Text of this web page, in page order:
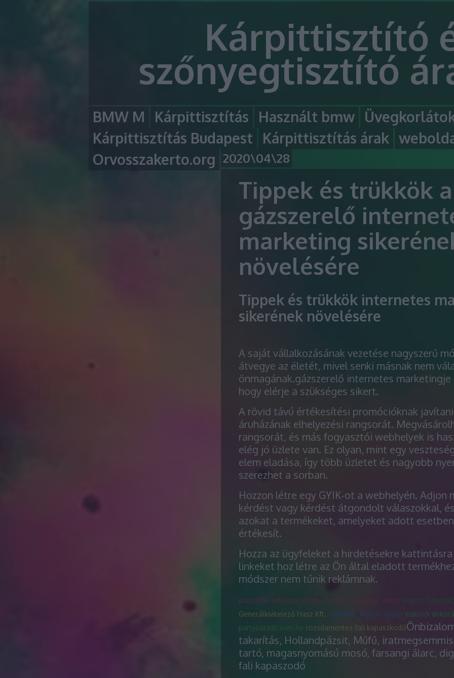
Kárpittisztító
szőnyegtisztító
BMW M Kárpittisztítás Használt bmw
Kárpittisztítás Budapest
Kárpittisztítás árak
Orvosszakerto.org 2020\04\28
Tippek és trükkök a
gázszerelő
marketing
növelésére
Tippek és trükkök internetes
sikerének növelésére
A saját vállalkozásának vezetése nagyszerű
átvegye az életét, mivel senki másnak nem
önmagának.gázszerelő internetes
hogy elérje a szükséges sikert.
A rövid távú értékesítési promócióknak
áruházának elhelyezési rangsorát.
rangsorát, és más fogyasztói webhelyek is
elég jó üzlete van. Ez olyan, mint egy
elem eladása, így több üzletet és nagyobb
szerezhet a sorban.
Hozzon létre egy GYIK-ot a webhelyén. Adjon
kérdést vagy kérdést átgondolt válaszokkal,
azokat a termékeket, amelyeket adott
értékesít.
Hozza az ügyfeleket a hirdetésekre
linkeket hoz létre az Ön által eladott
módszer nem tűnik reklámnak.
plasztikai sebészet trapéz lemez, cserepes lemez import
Generálkivitelező Hasz Kft. takarítás Master Clean esküvői
partyparadicsom.hu rozsdamentes fali kapaszkodó
takarítás, Hollandpázsit, Műfű,
tartó, magasnyomású mosó, farsangi álarc,
fali kapaszodó